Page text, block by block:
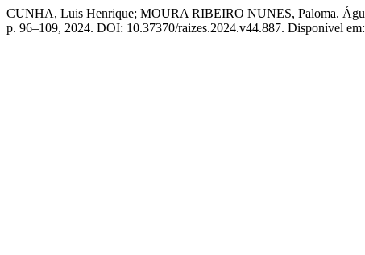
CUNHA, Luis Henrique; MOURA RIBEIRO NUNES, Paloma.
p. 96–109, 2024. DOI: 10.37370/raizes.2024.v44.887. Disponível